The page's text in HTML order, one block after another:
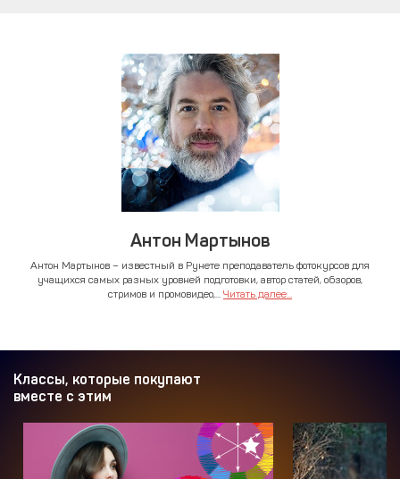
Антон Мартынов
Антон Мартынов – известный в Рунете преподаватель фотокурсов для
учащихся самых разных уровней подготовки, автор статей, обзоров,
стримов и промовидео,... Читать далее...
Классы, которые покупают
вместе с этим